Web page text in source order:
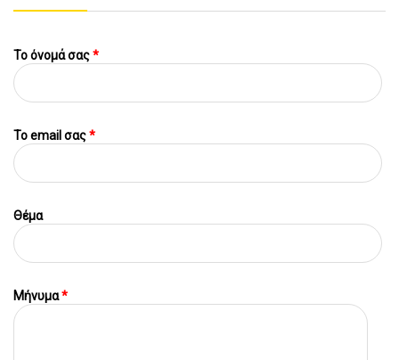
Το όνομά σας*
To email σας*
Θέμα
Μήνυμα*